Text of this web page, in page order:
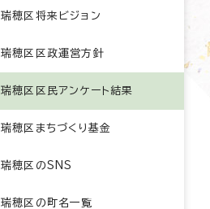
瑞穂区将来ビジョン
瑞穂区区政運営方針
瑞穂区区民アンケート結果
瑞穂区まちづくり基金
瑞穂区のSNS
瑞穂区の町名一覧